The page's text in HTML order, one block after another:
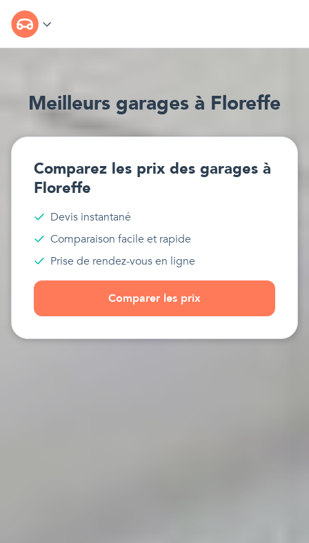
Meilleurs garages à Floreffe
Comparez les prix des garages à
Floreffe
Devis instantané
Comparaison facile et rapide
Prise de rendez-vous en ligne
Comparer les prix